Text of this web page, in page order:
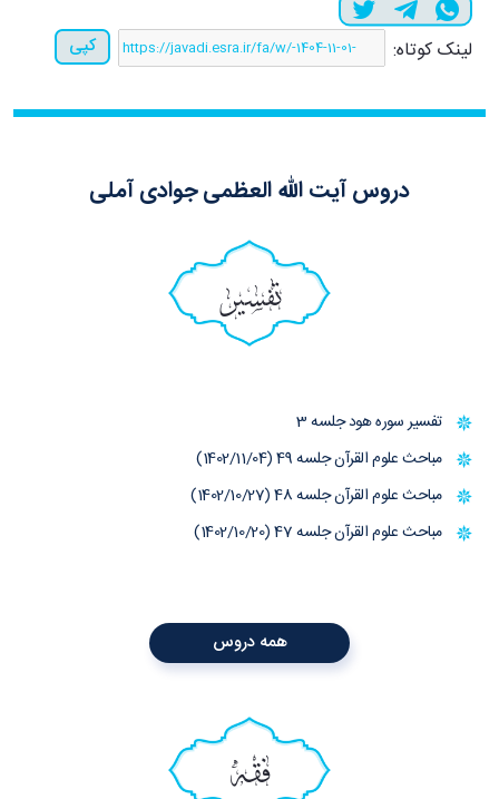
لینک کوتاه: کپی
دروس آیت الله العظمی جوادی آملی
تفسیر
تفسیر سوره هود جلسه 3
مباحث علوم القرآن جلسه 49 (1402/11/04)
مباحث علوم القرآن جلسه 48 (1402/10/27)
مباحث علوم القرآن جلسه 47 (1402/10/20)
همه دروس
فقه